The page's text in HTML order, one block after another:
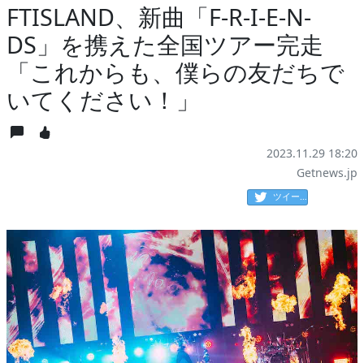
FTISLAND、新曲「F-R-I-E-N-
DS」を携えた全国ツアー完走
「これからも、僕らの友だちで
いてください！」
2023.11.29 18:20
Getnews.jp
ツイート